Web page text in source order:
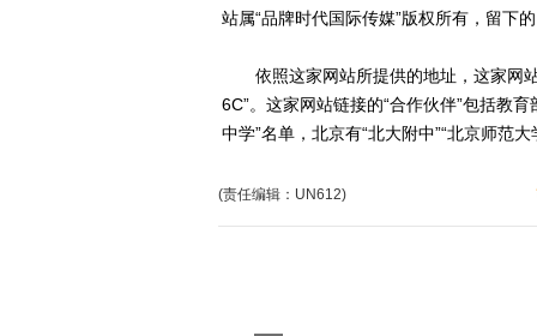
站属“品牌时代国际传媒”版权所有，留下
依照这家网站所提供的地址，这家网站
6C”。这家网站链接的“合作伙伴”包括教
中学”名单，北京有“北大附中”“北京师范
(责任编辑：UN612)